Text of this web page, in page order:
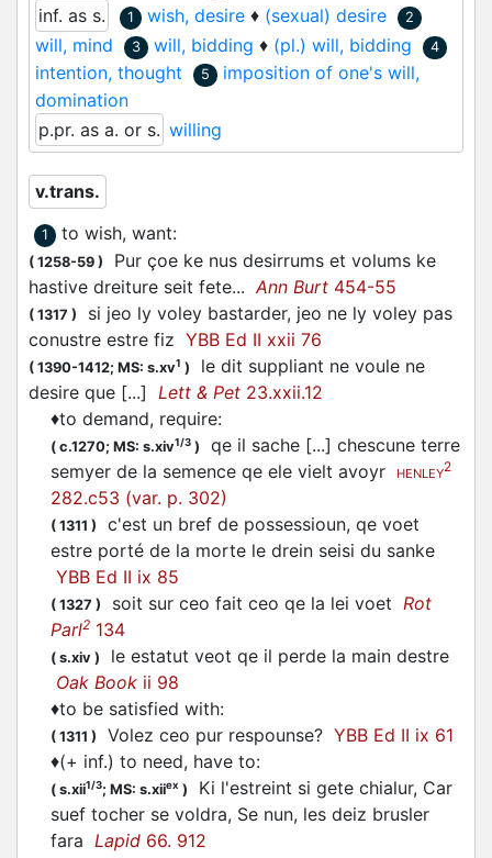
inf. as s.
1 wish, desire ♦ (sexual) desire 2
will, mind 3 will, bidding ♦ (pl.) will, bidding 4
intention, thought 5
imposition of one's will,
domination
p.pr. as a. or s. willing
v.trans.
1 to wish, want:
( 1258-59 ) Pur çoe ke nus desirrums et volums ke
hastive dreiture seit fete... Ann Burt 454-55
( 1317 ) si jeo ly voley bastarder, jeo ne ly voley pas
conustre estre fiz YBB Ed II xxii 76
( 1390-1412; MS: s.xv1 ) le dit suppliant ne voule ne
desire que [...] Lett & Pet 23.xxii.12
♦to demand, require:
( c.1270; MS: s.xiv1/3 )
qe il sache [...] chescune terre
semyer de la semence qe ele vielt avoyr HENLEY2
282.c53 (var. p. 302)
( 1311 ) c'est un bref de possessioun, qe voet
estre porté de la morte le drein seisi du sanke
YBB Ed II ix 85
( 1327 ) soit sur ceo fait ceo qe la lei voet Rot
Parl2 134
( s.xiv ) le estatut veot qe il perde la main destre
Oak Book ii 98
♦to be satisfied with:
( 1311 ) Volez ceo pur respounse? YBB Ed II ix 61
♦(+ inf.) to need, have to:
( s.xii1/3; MS: s.xiiex )
Ki l'estreint si gete chialur, Car
suef tocher se voldra, Se nun, les deiz brusler
fara Lapid 66. 912